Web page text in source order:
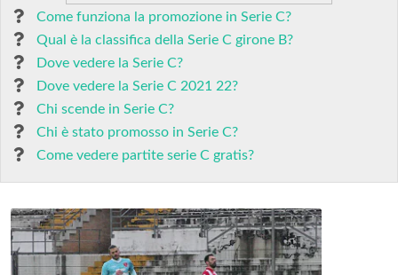
Come funziona la promozione in Serie C?
Qual è la classifica della Serie C girone B?
Dove vedere la Serie C?
Dove vedere la Serie C 2021 22?
Chi scende in Serie C?
Chi è stato promosso in Serie C?
Come vedere partite serie C gratis?